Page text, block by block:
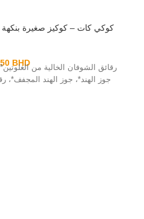
BHD
جوز الهند*، جوز الهند المجفف*،